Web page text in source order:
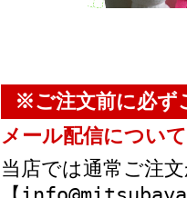
※ご注文前に必ず
メール配信につい
当店では通常ご注